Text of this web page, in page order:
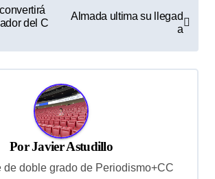
del C
Almada ultima su llegad
a
PorJavier Astudillo
de doble grado de Periodismo+CC